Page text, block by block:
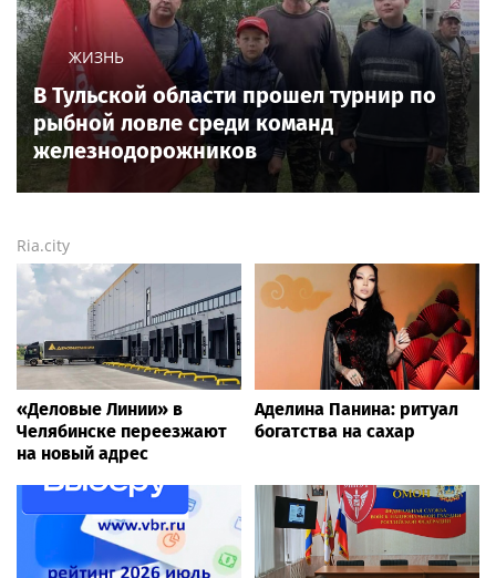
ЖИЗНЬ
В Тульской области прошел турнир по
рыбной ловле среди команд
железнодорожников
Ria.city
«Деловые Линии» в
Челябинске переезжают
на новый адрес
Аделина Панина: ритуал
богатства на сахар